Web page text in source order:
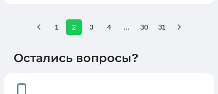
1 2 3 4 ... 30 31
Остались вопросы?